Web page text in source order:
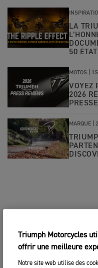
LA
50
MOTOS |
VOYEZ
2026
PRESSE
MARQUE |
Triumph Motorcycles
offrir une meilleure
Notre site web utilise des